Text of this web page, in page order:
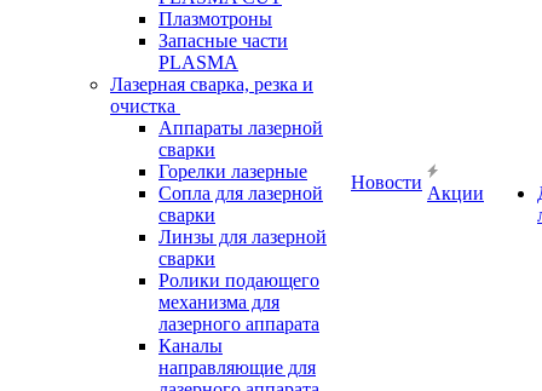
Плазмотроны
Запасные части
PLASMA
Лазерная сварка, резка и
очистка
Аппараты лазерной
сварки
Горелки лазерные
Сопла для лазерной
сварки
Линзы для лазерной
сварки
Ролики подающего
механизма для
лазерного аппарата
Каналы
направляющие для
Новости
Акции